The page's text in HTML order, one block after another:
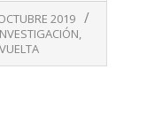
2019
,
VUELTA